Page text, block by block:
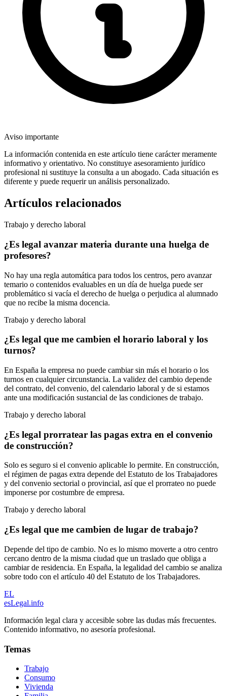
Aviso importante
La información contenida en este artículo tiene carácter meramente
informativo y orientativo. No constituye asesoramiento jurídico
profesional ni sustituye la consulta a un abogado. Cada situación es
diferente y puede requerir un análisis personalizado.
Artículos relacionados
Trabajo y derecho laboral
¿Es legal avanzar materia durante una huelga de
profesores?
No hay una regla automática para todos los centros, pero avanzar
temario o contenidos evaluables en un día de huelga puede ser
problemático si vacía el derecho de huelga o perjudica al alumnado
que no recibe la misma docencia.
Trabajo y derecho laboral
¿Es legal que me cambien el horario laboral y los
turnos?
En España la empresa no puede cambiar sin más el horario o los
turnos en cualquier circunstancia. La validez del cambio depende
del contrato, del convenio, del calendario laboral y de si estamos
ante una modificación sustancial de las condiciones de trabajo.
Trabajo y derecho laboral
¿Es legal prorratear las pagas extra en el convenio
de construcción?
Solo es seguro si el convenio aplicable lo permite. En construcción,
el régimen de pagas extra depende del Estatuto de los Trabajadores
y del convenio sectorial o provincial, así que el prorrateo no puede
imponerse por costumbre de empresa.
Trabajo y derecho laboral
¿Es legal que me cambien de lugar de trabajo?
Depende del tipo de cambio. No es lo mismo moverte a otro centro
cercano dentro de la misma ciudad que un traslado que obliga a
cambiar de residencia. En España, la legalidad del cambio se analiza
sobre todo con el artículo 40 del Estatuto de los Trabajadores.
EL
esLegal.info
Información legal clara y accesible sobre las dudas más frecuentes.
Contenido informativo, no asesoría profesional.
Temas
Trabajo
Consumo
Vivienda